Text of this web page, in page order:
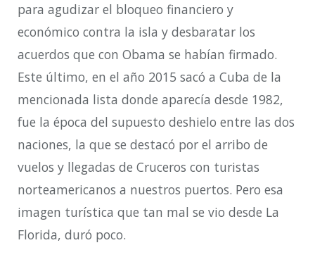
para agudizar el bloqueo financiero y
económico contra la isla y desbaratar los
acuerdos que con Obama se habían firmado.
Este último, en el año 2015 sacó a Cuba de la
mencionada lista donde aparecía desde 1982,
fue la época del supuesto deshielo entre las dos
naciones, la que se destacó por el arribo de
vuelos y llegadas de Cruceros con turistas
norteamericanos a nuestros puertos. Pero esa
imagen turística que tan mal se vio desde La
Florida, duró poco.